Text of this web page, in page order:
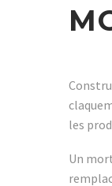
les
Un